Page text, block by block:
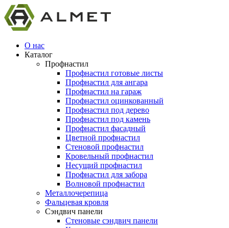
О нас
Каталог
Профнастил
Профнастил готовые листы
Профнастил для ангара
Профнастил на гараж
Профнастил оцинкованный
Профнастил под дерево
Профнастил под камень
Профнастил фасадный
Цветной профнастил
Стеновой профнастил
Кровельный профнастил
Несущий профнастил
Профнастил для забора
Волновой профнастил
Металлочерепица
Фальцевая кровля
Сэндвич панели
Стеновые сэндвич панели